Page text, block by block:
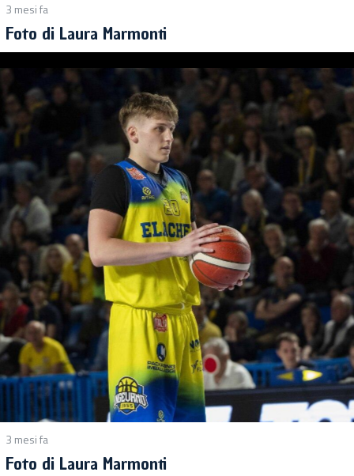
3 mesi fa
Foto di Laura Marmonti
3 mesi fa
Foto di Laura Marmonti